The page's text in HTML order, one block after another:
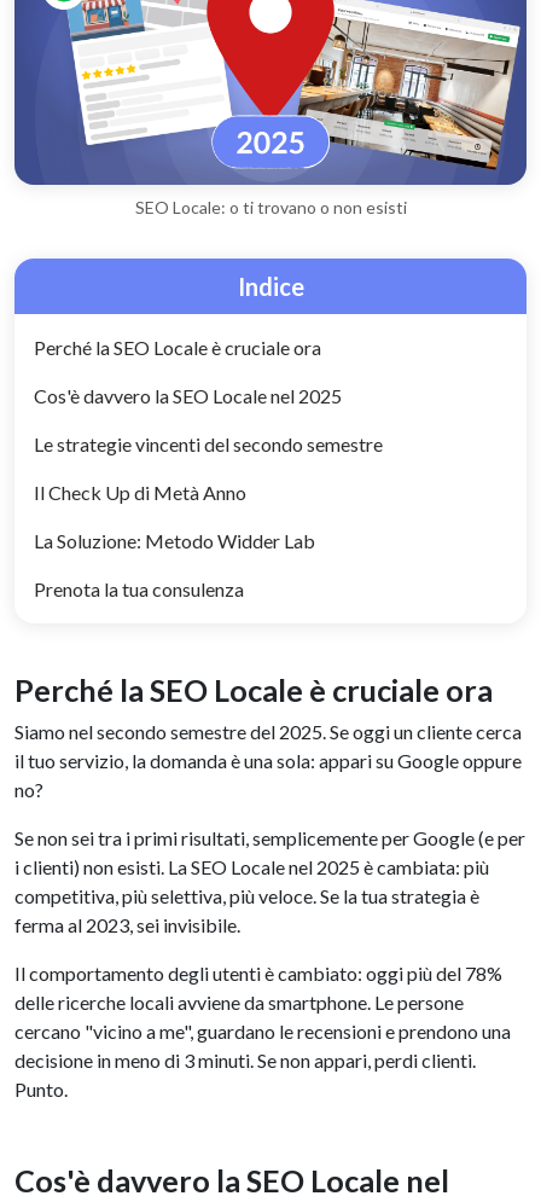
SEO Locale: o ti trovano o non esisti
Indice
Perché la SEO Locale è cruciale ora
Cos'è davvero la SEO Locale nel 2025
Le strategie vincenti del secondo semestre
Il Check Up di Metà Anno
La Soluzione: Metodo Widder Lab
Prenota la tua consulenza
Perché la SEO Locale è cruciale ora
Siamo nel secondo semestre del 2025. Se oggi un cliente cerca
il tuo servizio, la domanda è una sola: appari su Google oppure
no?
Se non sei tra i primi risultati, semplicemente per Google (e per
i clienti) non esisti. La SEO Locale nel 2025 è cambiata: più
competitiva, più selettiva, più veloce. Se la tua strategia è
ferma al 2023, sei invisibile.
Il comportamento degli utenti è cambiato: oggi più del 78%
delle ricerche locali avviene da smartphone. Le persone
cercano "vicino a me", guardano le recensioni e prendono una
decisione in meno di 3 minuti. Se non appari, perdi clienti.
Punto.
Cos'è davvero la SEO Locale nel